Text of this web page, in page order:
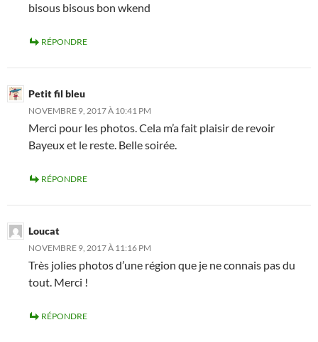
bisous bisous bon wkend
RÉPONDRE
Petit fil bleu
NOVEMBRE 9, 2017 À 10:41 PM
Merci pour les photos. Cela m’a fait plaisir de revoir
Bayeux et le reste. Belle soirée.
RÉPONDRE
Loucat
NOVEMBRE 9, 2017 À 11:16 PM
Très jolies photos d’une région que je ne connais pas du
tout. Merci !
RÉPONDRE